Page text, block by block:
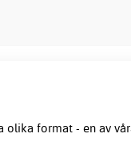
format - en av